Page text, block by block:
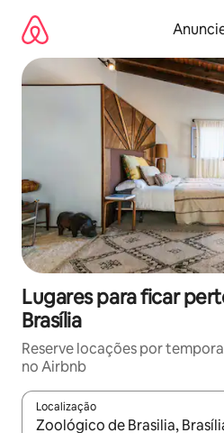
para
conteúdo
Lugares para ficar
Brasília
Reserve locações por
no Airbnb
Localização
Quando os resultados